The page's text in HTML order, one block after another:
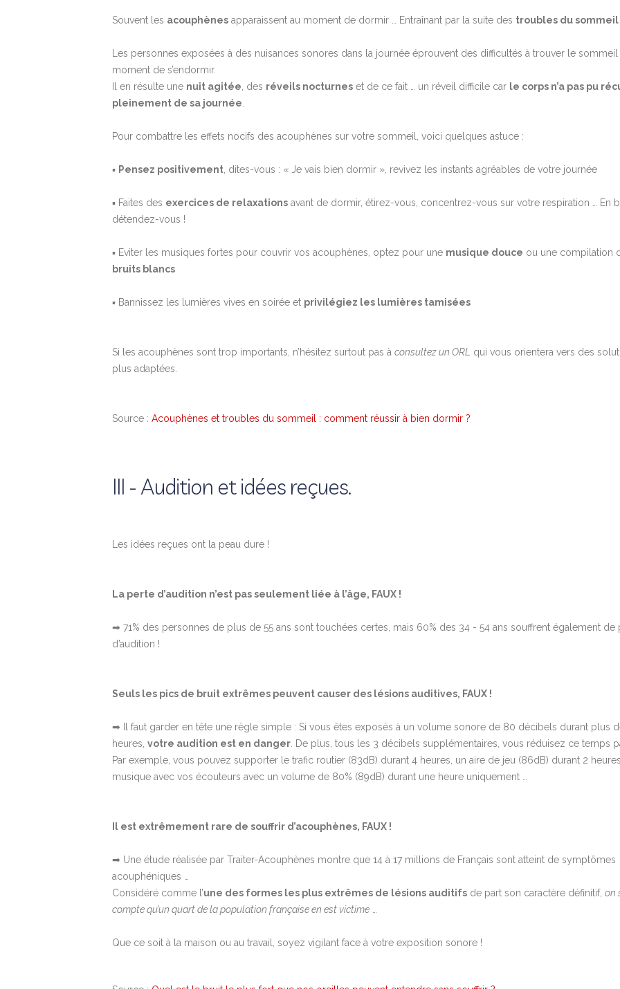
Souvent les acouphènes apparaissent au moment de dormir … Entraînant par la suite des troubles du sommeil
Les personnes exposées à des nuisances sonores dans la journée éprouvent des difficultés à trouver le sommeil
moment de s’endormir.
Il en résulte une nuit agitée , des réveils nocturnes et de ce fait … un réveil difficile car le corps n’a pas pu
pleinement de sa journée
Pour combattre les effets nocifs des acouphènes sur votre sommeil, voici quelques astuce :
▪ Pensez positivement , dites-vous : « Je vais bien dormir », revivez les instants agréables de votre journée
▪ Faites des exercices de relaxations avant de dormir, étirez-vous, concentrez-vous sur votre respiration … En
détendez-vous !
▪ Eviter les musiques fortes pour couvrir vos acouphènes, optez pour une musique douce ou une compilation
bruits blancs
▪ Bannissez les lumières vives en soirée et privilégiez les lumières tamisées
Si les acouphènes sont trop importants, n’hésitez surtout pas à consultez un ORL qui vous orientera vers des
plus adaptées.
Source : Acouphènes et troubles du sommeil : comment réussir à bien dormir ?
III - Audition et idées reçues.
Les idées reçues ont la peau dure !
La perte d’audition n’est pas seulement liée à l’âge, FAUX !
➡ 71% des personnes de plus de 55 ans sont touchées certes, mais 60% des 34 - 54 ans souffrent également de
d’audition !
Seuls les pics de bruit extrêmes peuvent causer des lésions auditives, FAUX !
➡ Il faut garder en tête une règle simple : Si vous êtes exposés à un volume sonore de 80 décibels durant plus
heures, votre audition est en danger . De plus, tous les 3 décibels supplémentaires, vous réduisez ce temps
Par exemple, vous pouvez supporter le trafic routier (83dB) durant 4 heures, un aire de jeu (86dB) durant 2
musique avec vos écouteurs avec un volume de 80% (89dB) durant une heure uniquement …
Il est extrêmement rare de souffrir d’acouphènes, FAUX !
➡ Une étude réalisée par Traiter-Acouphènes montre que 14 à 17 millions de Français sont atteint de symptômes
acouphéniques …
Considéré comme l’une des formes les plus extrêmes de lésions auditifs de part son caractère définitif, on
compte qu’un quart de la population française en est victime
Que ce soit à la maison ou au travail, soyez vigilant face à votre exposition sonore !